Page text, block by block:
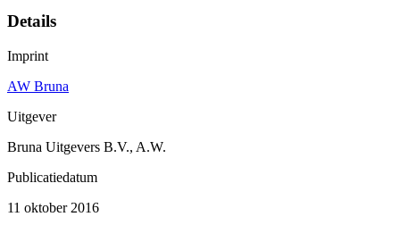
Details
Imprint
AW Bruna
Uitgever
Bruna Uitgevers B.V., A.W.
Publicatiedatum
11 oktober 2016